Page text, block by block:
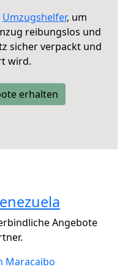
Umzugshelfer, um
reibungslos und
sicher verpackt und
wird.
erhalten
Angebote
Maracaibo